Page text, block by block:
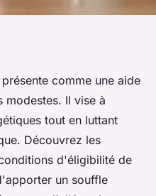
:
et
lecture
comme une aide
modestes. Il vise à
tout en luttant
Découvrez les
d'éligibilité de
un souffle